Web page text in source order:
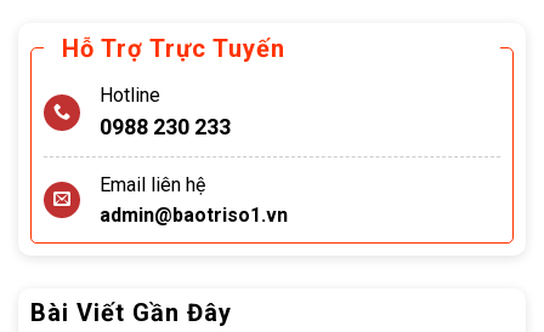
Hỗ Trợ Trực Tuyến
Hotline
0988 230 233
Email liên hệ
admin@baotriso1.vn
Bài Viết Gần Đây